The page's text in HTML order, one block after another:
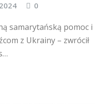
0
samarytańską pomoc i
z Ukrainy – zwrócił